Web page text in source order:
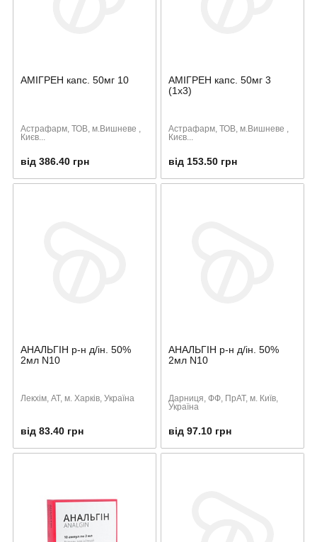
АМІГРЕН капс. 50мг 10
Астрафарм, ТОВ, м.Вишневе ,
Києв...
від 386.40 грн
АМІГРЕН капс. 50мг 3
(1х3)
Астрафарм, ТОВ, м.Вишневе ,
Києв...
від 153.50 грн
АНАЛЬГІН р-н д/ін. 50%
2мл N10
Лекхiм, АТ, м. Харків, Україна
від 83.40 грн
АНАЛЬГІН р-н д/ін. 50%
2мл N10
Дарниця, ФФ, ПрАТ, м. Київ,
Україна
від 97.10 грн